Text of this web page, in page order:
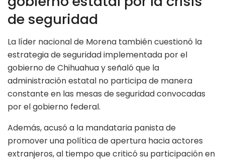
de seguridad
La líder nacional de Morena también cuestionó la
estrategia de seguridad implementada por el
gobierno de Chihuahua y señaló que la
administración estatal no participa de manera
constante en las mesas de seguridad convocadas
por el gobierno federal.
Además, acusó a la mandataria panista de
promover una política de apertura hacia actores
extranjeros, al tiempo que criticó su participación en